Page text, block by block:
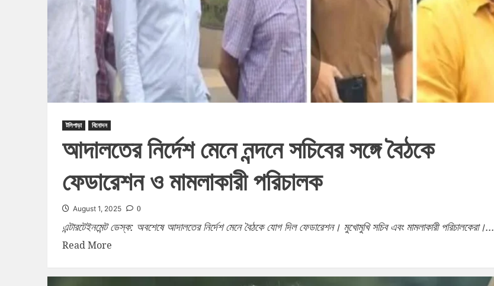
টলিপাড়া বিনোদন
আদালতের নির্দেশ মেনে নন্দনে সচিবের সঙ্গে বৈঠকে
ফেডারেশন ও মামলাকারী পরিচালক
August 1, 2025 0
এন্টারটেইনমেন্ট ডেস্ক: অবশেষে আদালতের নির্দেশ মেনে বৈঠকে যোগ দিল ফেডারেশন। মুখোমুখি সচিব এবং মামলাকারী পরিচালকেরা।...
Read More